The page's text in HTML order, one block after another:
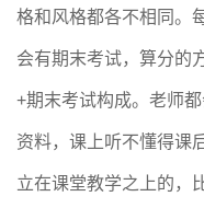
格和风格都各不相同。
会有期末考试，算分的
+期末考试构成。老师
资料，课上听不懂得课
立在课堂教学之上的，